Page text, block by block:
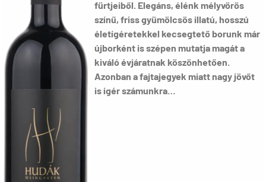
fürtjeiből. Elegáns, élénk mélyvörös
színű, friss gyümölcsös illatú, hosszú
életígéretekkel kecsegtető borunk már
újborként is szépen mutatja magát a
kiváló évjáratnak köszönhetően.
Azonban a fajtajegyek miatt nagy jövőt
is ígér számunkra…